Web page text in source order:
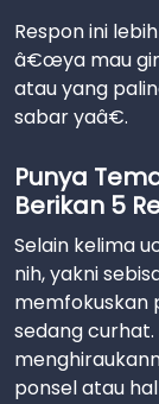
Respon ini
â€œya mau
atau yang
sabar yaâ€.
Punya
Berikan 5
Selain kelima
nih, yakni
memfokuskan
sedang
ponsel atau